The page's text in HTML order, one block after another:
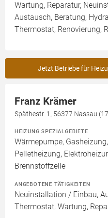
Wartung, Reparatur,
Austausch, Beratung,
Thermostat, Renovierung,
Jetzt Betriebe für
Franz Krämer
Späthestr. 1, 56377 Nassau
HEIZUNG SPEZIALGEBIETE
Wärmepumpe,
Pelletheizung,
Brennstoffzelle
ANGEBOTENE TÄTIGKEITEN
Neuinstallation / Einbau,
Thermostat, Wartung,